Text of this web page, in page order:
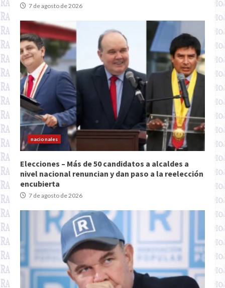
7 de agosto de 2026
nacionales
Elecciones – Más de 50 candidatos a alcaldes a
nivel nacional renuncian y dan paso a la reelección
encubierta
7 de agosto de 2026